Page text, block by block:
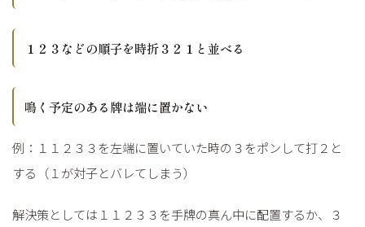
１２３などの順子を時折３２１と並べる
鳴く予定のある牌は端に置かない
例：１１２３３を左端に置いていた時の３をポンして打２と
する（１が対子とバレてしまう）
解決策としては１１２３３を手牌の真ん中に配置するか、３